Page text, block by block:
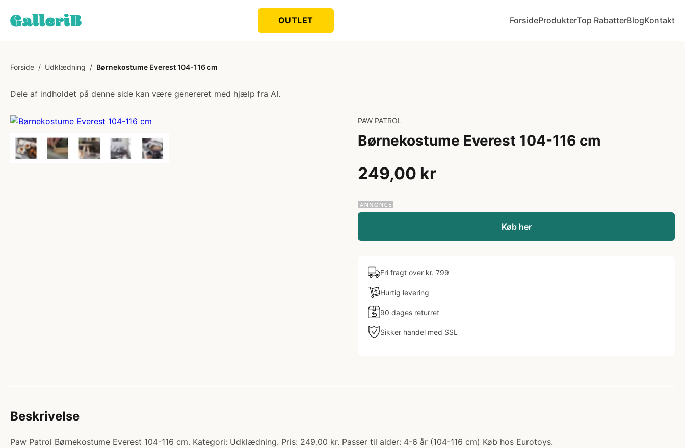
OUTLET ForsideProdukterTop RabatterBlogKontakt
Forside / Udklædning / Børnekostume Everest 104-116 cm
Dele af indholdet på denne side kan være genereret med hjælp fra AI.
PAW PATROL
Børnekostume Everest 104-116 cm
249,00 kr
Køb her
Fri fragt over kr. 799
Hurtig levering
90 dages returret
Sikker handel med SSL
Beskrivelse
Paw Patrol Børnekostume Everest 104-116 cm. Kategori: Udklædning. Pris: 249.00 kr. Passer til alder: 4-6 år (104-116 cm) Køb hos Eurotoys.